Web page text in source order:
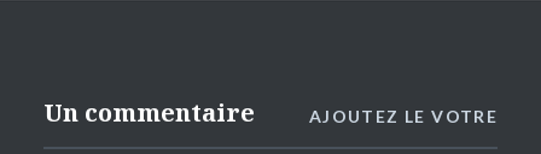
Un commentaire AJOUTEZ LE VOTRE